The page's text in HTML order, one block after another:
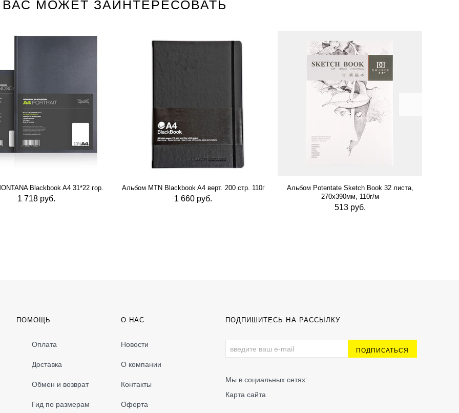
ВАС МОЖЕТ ЗАИНТЕРЕСОВАТЬ
Blackbook A4 31*22 гор.
1 718 руб.
Альбом MTN Blackbook A4 верт. 200 стр. 110г
1 660 руб.
Альбом Potentate Sketch Book 32 листа,
270х390мм, 110г/м
513 руб.
ПОМОЩЬ
Оплата
Доставка
Обмен и возврат
Гид по размерам
О НАС
Новости
О компании
Контакты
Оферта
ПОДПИШИТЕСЬ НА РАССЫЛКУ
Мы в социальных сетях:
Карта сайта